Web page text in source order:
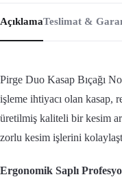
AçıklamaTeslimat &
Pirge Duo Kasap Bıçağı
işleme ihtiyacı olan kasap,
üretilmiş kaliteli bir kesim
zorlu kesim işlerini
Ergonomik Saplı